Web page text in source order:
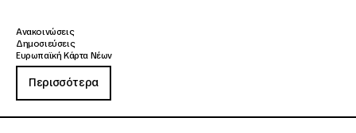
Ανακοινώσεις
Δημοσιεύσεις
Ευρωπαϊκή Κάρτα Νέων
Περισσότερα